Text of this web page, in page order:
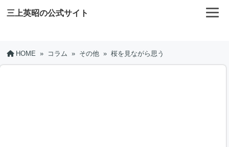
三上英昭の公式サイト
HOME » コラム » その他 » 桜を見ながら思う